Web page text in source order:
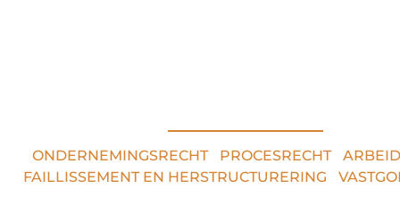
ONDERNEMINGSRECHT• PROCESRECHT•
FAILLISSEMENT EN HERSTRUCTURERING